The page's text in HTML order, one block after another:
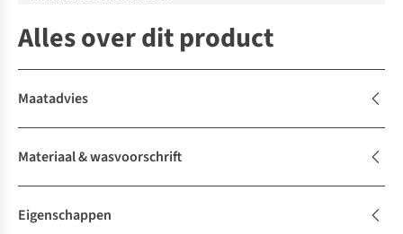
Alles over dit product
Maatadvies
Materiaal & wasvoorschrift
Eigenschappen